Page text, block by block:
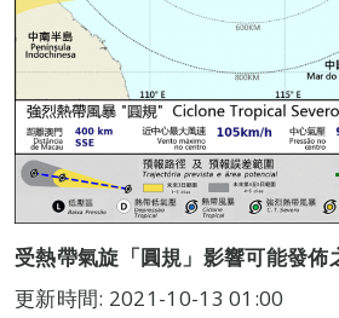
受熱帶氣旋「圓規」影響可能發佈
更新時間: 2021-10-13 01:00